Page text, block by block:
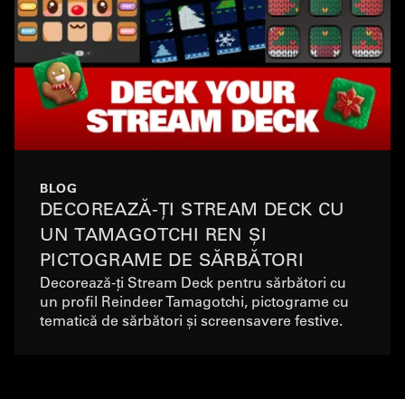
BLOG
DECOREAZĂ-ȚI STREAM DECK CU
UN TAMAGOTCHI REN ȘI
PICTOGRAME DE SĂRBĂTORI
Decorează-ți Stream Deck pentru sărbători cu
un profil Reindeer Tamagotchi, pictograme cu
tematică de sărbători și screensavere festive.